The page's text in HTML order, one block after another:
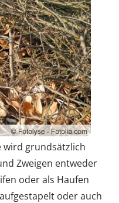
wird grundsätzlich
Zweigen entweder
oder als Haufen
oder auch